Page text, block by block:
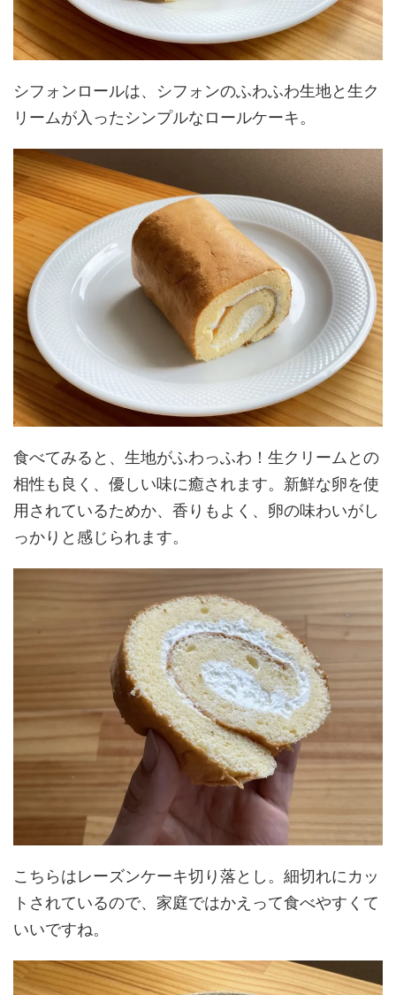
シフォンロールは、シフォンのふわふわ生地と生ク
リームが入ったシンプルなロールケーキ。
食べてみると、生地がふわっふわ！生クリームとの
相性も良く、優しい味に癒されます。新鮮な卵を使
用されているためか、香りもよく、卵の味わいがし
っかりと感じられます。
こちらはレーズンケーキ切り落とし。細切れにカッ
トされているので、家庭ではかえって食べやすくて
いいですね。